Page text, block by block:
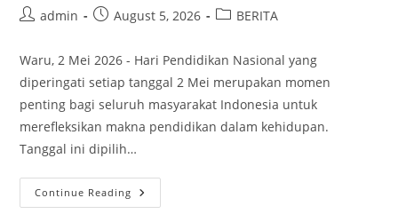
Dan
Berwisata
Postadmin
PostAugust 5, 2026
PostBERITA
Waru, 2 Mei 2026 - Hari Pendidikan Nasional yang
diperingati setiap tanggal 2 Mei merupakan momen
penting bagi seluruh masyarakat Indonesia untuk
merefleksikan makna pendidikan dalam kehidupan.
Tanggal ini dipilih…
Continue Reading Menyalakan
Cahaya